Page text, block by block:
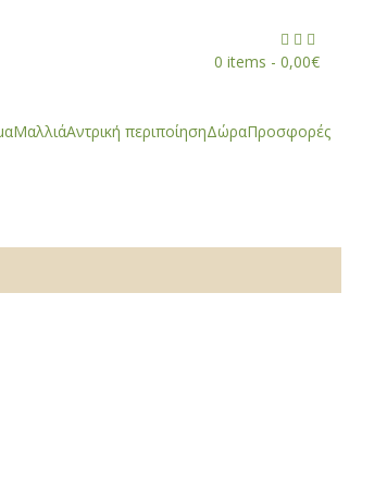
  
0 items - 0,00€
ΜαλλιάΑντρική περιποίησηΔώραΠροσφορές